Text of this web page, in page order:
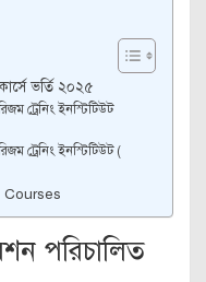
ভর্তি ২০২৫
ট্রেনিং ইনস্টিটিউট
ট্রেনিং ইনস্টিটিউট (
পরিচালিত